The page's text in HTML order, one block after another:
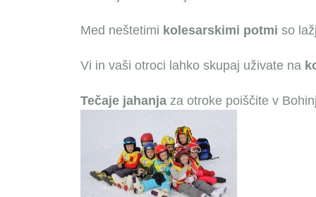
Med neštetimi kolesarskimi potmi so
Vi in vaši otroci lahko skupaj uživate na
Tečaje jahanja za otroke poiščite v